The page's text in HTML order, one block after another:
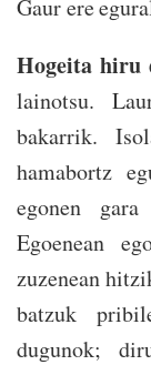
Gaur ere
Hogeita hiru
lainotsu.
bakarrik.
hamabortz
egonen
Egoenean
zuzenean
batzuk
dugunok;